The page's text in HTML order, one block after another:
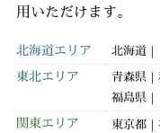
用いただけます。
北海道エリア 北海道
東北エリア 青森県
福島県
関東エリア 東京都